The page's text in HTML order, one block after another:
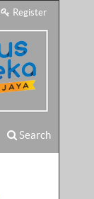
Register
Search